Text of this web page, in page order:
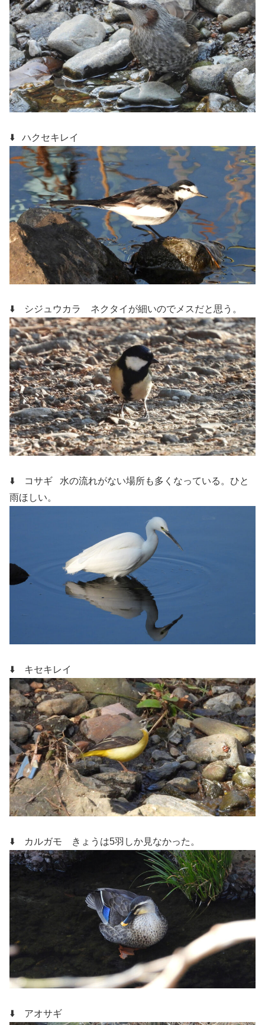
⬇️ ハクセキレイ
⬇️ シジュウカラ ネクタイが細いのでメスだと思う。
⬇️ コサギ 水の流れがない場所も多くなっている。ひと
雨ほしい。
⬇️ キセキレイ
⬇️ カルガモ きょうは5羽しか見なかった。
⬇️ アオサギ